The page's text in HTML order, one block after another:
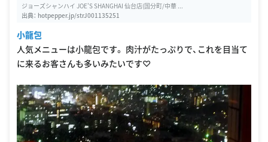
ジョーズシャンハイ JOE'S SHANGHAI 仙台店(国分町/中華 ...
出典： hotpepper.jp/strJ001135251
小龍包
人気メニューは小龍包です。 肉汁がたっぷりで、これを目当て
に来るお客さんも多いみたいです♡